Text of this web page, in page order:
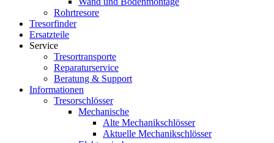
Rohrtresore
Tresorfinder
Ersatzteile
Service
Tresortransporte
Reparaturservice
Beratung & Support
Informationen
Tresorschlösser
Mechanische
Alte Mechanikschlösser
Aktuelle Mechanikschlösser